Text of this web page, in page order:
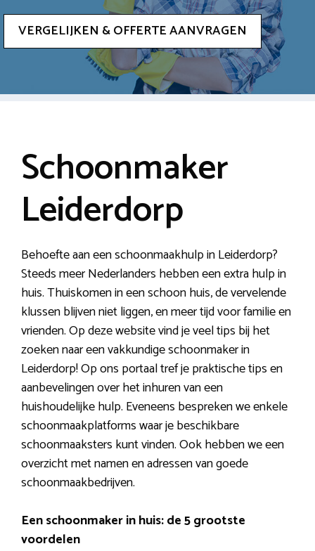
VERGELIJKEN & OFFERTE AANVRAGEN
Schoonmaker
Leiderdorp
Behoefte aan een schoonmaakhulp in Leiderdorp?
Steeds meer Nederlanders hebben een extra hulp in
huis. Thuiskomen in een schoon huis, de vervelende
klussen blijven niet liggen, en meer tijd voor familie en
vrienden. Op deze website vind je veel tips bij het
zoeken naar een vakkundige schoonmaker in
Leiderdorp! Op ons portaal tref je praktische tips en
aanbevelingen over het inhuren van een
huishoudelijke hulp. Eveneens bespreken we enkele
schoonmaakplatforms waar je beschikbare
schoonmaaksters kunt vinden. Ook hebben we een
overzicht met namen en adressen van goede
schoonmaakbedrijven.
Een schoonmaker in huis: de 5 grootste
voordelen